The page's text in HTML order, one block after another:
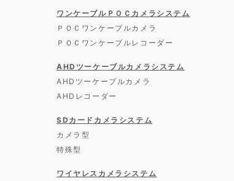
ワンケーブルＰＯＣカメラシステム
ＰＯＣワンケーブルカメラ
ＰＯＣワンケーブルレコーダー
AHDツーケーブルカメラシステム
AHDツーケーブルカメラ
AHDレコーダー
SDカードカメラシステム
カメラ型
特殊型
ワイヤレスカメラシステム